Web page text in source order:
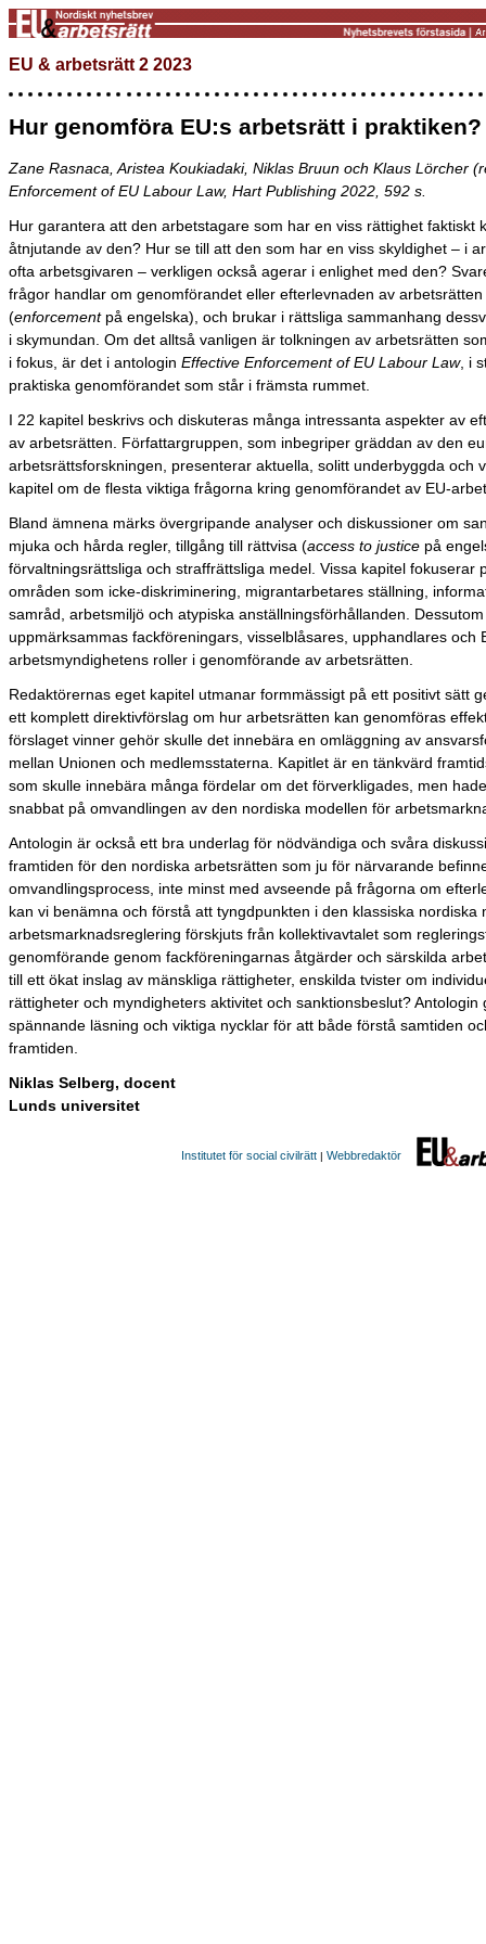
EU & arbetsrätt 2 2023
Hur genomföra EU:s arbetsrätt i praktiken?
Zane Rasnaca, Aristea Koukiadaki, Niklas Bruun och Klaus Lörcher
Enforcement of EU Labour Law, Hart Publishing 2022, 592 s.
Hur garantera att den arbetstagare som har en viss rättighet faktiskt
åtnjutande av den? Hur se till att den som har en viss skyldighet – i
ofta arbetsgivaren – verkligen också agerar i enlighet med den?
frågor handlar om genomförandet eller efterlevnaden av arbetsrätten
(enforcementpå engelska), och brukar i rättsliga sammanhang
i skymundan. Om det alltså vanligen är tolkningen av arbetsrätten
i fokus, är det i antologin Effective Enforcement of EU Labour Law, i
praktiska genomförandet som står i främsta rummet.
I 22 kapitel beskrivs och diskuteras många intressanta aspekter av
av arbetsrätten. Författargruppen, som inbegriper gräddan av den
arbetsrättsforskningen, presenterar aktuella, solitt underbyggda och
kapitel om de flesta viktiga frågorna kring genomförandet av EU-
Bland ämnena märks övergripande analyser och diskussioner om
mjuka och hårda regler, tillgång till rättvisa (access to justice på
förvaltningsrättsliga och straffrättsliga medel. Vissa kapitel fokuserar
områden som icke-diskriminering, migrantarbetares ställning,
samråd, arbetsmiljö och atypiska anställningsförhållanden. Dessutom
uppmärksammas fackföreningars, visselblåsares, upphandlares och
arbetsmyndighetens roller i genomförande av arbetsrätten.
Redaktörernas eget kapitel utmanar formmässigt på ett positivt sätt
ett komplett direktivförslag om hur arbetsrätten kan genomföras
förslaget vinner gehör skulle det innebära en omläggning av
mellan Unionen och medlemsstaterna. Kapitlet är en tänkvärd
som skulle innebära många fördelar om det förverkligades, men
snabbat på omvandlingen av den nordiska modellen för
Antologin är också ett bra underlag för nödvändiga och svåra
framtiden för den nordiska arbetsrätten som ju för närvarande
omvandlingsprocess, inte minst med avseende på frågorna om
kan vi benämna och förstå att tyngdpunkten i den klassiska nordiska
arbetsmarknadsreglering förskjuts från kollektivavtalet som
genomförande genom fackföreningarnas åtgärder och särskilda
till ett ökat inslag av mänskliga rättigheter, enskilda tvister om
rättigheter och myndigheters aktivitet och sanktionsbeslut? Antologin
spännande läsning och viktiga nycklar för att både förstå samtiden
framtiden.
Niklas Selberg, docent
Lunds universitet
Institutet för social civilrätt | Webbredaktör